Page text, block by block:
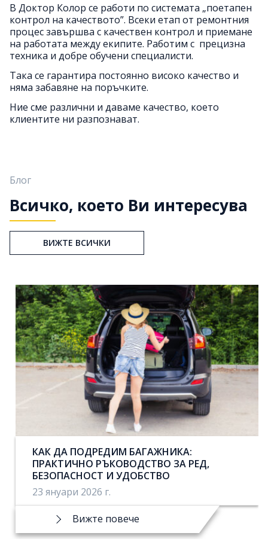
В Доктор Колор се работи по системата „поетапен
контрол на качеството”. Всеки етап от ремонтния
процес завършва с качествен контрол и приемане
на работата между екипите. Работим с прецизна
техника и добре обучени специалисти.
Така се гарантира постоянно високо качество и
няма забавяне на поръчките.
Ние сме различни и даваме качество, което
клиентите ни разпознават.
Опит в сервизната дейност
Модерна база с голям капацитет
Блог
Всичко, което Ви интерeсува
ВИЖТЕ ВСИЧКИ
КАК ДА ПОДРЕДИМ БАГАЖНИКА:
ПРАКТИЧНО РЪКОВОДСТВО ЗА РЕД,
БЕЗОПАСНОСТ И УДОБСТВО
23 януари 2026 г.
Вижте повече